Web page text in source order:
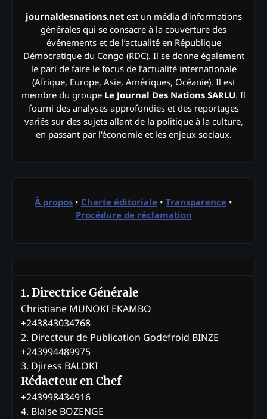
journaldesnations.netest un média d'informations
générales qui se consacre à la couverture des
événements et de l’actualité en République
Démocratique du Congo (RDC). Il se donne également
le pari de faire le focus de l’actualité internationale
(Afrique, Europe, Asie, Amériques, Océanie). Il est
membre du groupe Le Journal Des Nations SARLU. Il
fourni des analyses approfondies et des reportages
variés sur des sujets allant de la politique à la culture,
en passant par l'économie et les enjeux sociaux.
À propos • Charte éditoriale • Transparence •
Procédure de réclamation
1. Directrice Générale
Christiane MUNOKI EKAMBO
+243843034768
2. Directeur de Publication Godefroid BINZE
+243994489975
3. Djiress BALOKI
Rédacteur en Chef
+243998434916
4. Blaise BOZENGE